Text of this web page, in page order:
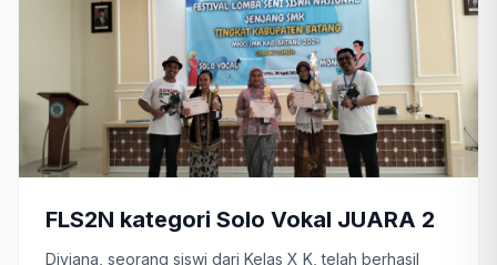
FLS2N kategori Solo Vokal JUARA 2
Diviana, seorang siswi dari Kelas X K, telah berhasil